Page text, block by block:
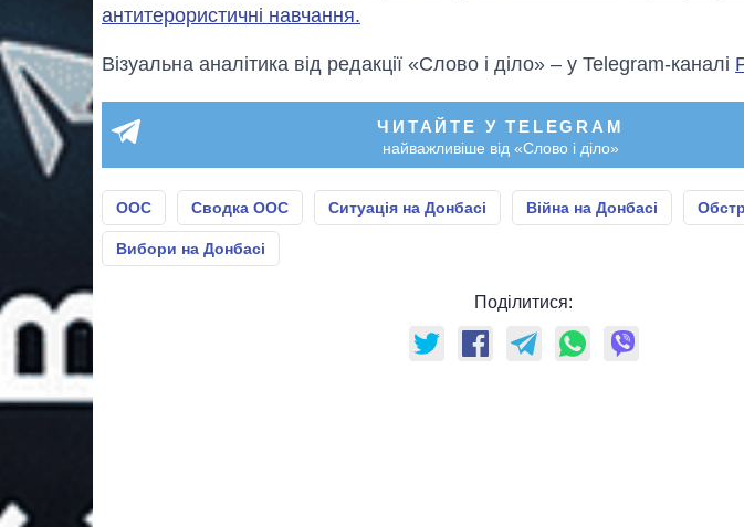
антитерористичні навчання.
Візуальна аналітика від редакції «Слово і діло» – у Telegram-каналі
ЧИТАЙТЕ У TELEGRAM
найважливіше від «Слово і діло»
ООС Сводка ООС Ситуація на Донбасі Війна на Донбасі
Вибори на Донбасі
Поділитися: